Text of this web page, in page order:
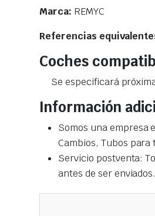
Marca: REMYC
Referencias
Coches
Se especificará
Información
Somos una empresa
Cambios, Tubos
Servicio postventa:
antes de ser enviados.